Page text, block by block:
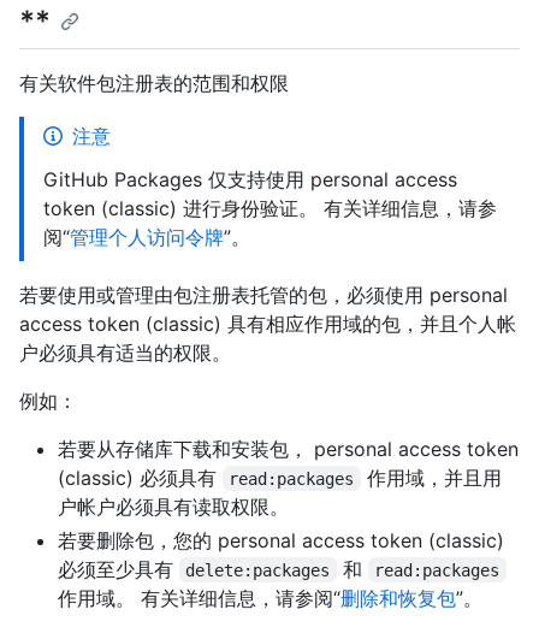
**
有关软件包注册表的范围和权限
注意
GitHub Packages 仅支持使用 personal access
token (classic) 进行身份验证。 有关详细信息，请参
阅“管理个人访问令牌”。
若要使用或管理由包注册表托管的包，必须使用 personal
access token (classic) 具有相应作用域的包，并且个人帐
户必须具有适当的权限。
例如：
若要从存储库下载和安装包， personal access token
(classic) 必须具有
read:packages
作用域，并且用
户帐户必须具有读取权限。
若要删除包，您的 personal access token (classic)
必须至少具有
delete:packages 和 read:packages
作用域。 有关详细信息，请参阅“删除和恢复包”。